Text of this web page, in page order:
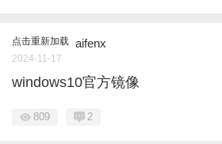
点击重新加载 aifenx
2024-11-17
windows10官方镜像
809 2